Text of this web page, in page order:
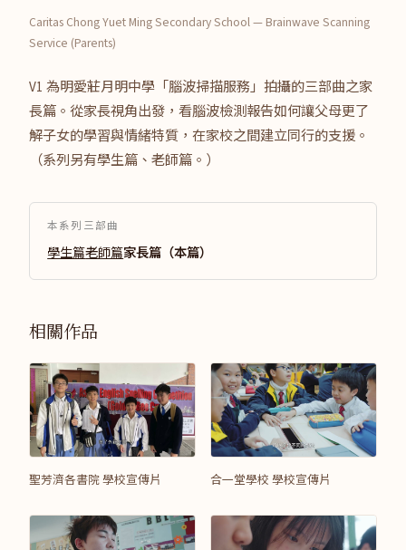
Caritas Chong Yuet Ming Secondary School — Brainwave Scanning
Service (Parents)
V1 為明愛莊月明中學「腦波掃描服務」拍攝的三部曲之家
長篇。從家長視角出發，看腦波檢測報告如何讓父母更了
解子女的學習與情緒特質，在家校之間建立同行的支援。
（系列另有學生篇、老師篇。）
本系列三部曲
學生篇老師篇家長篇（本篇）
相關作品
聖芳濟各書院 學校宣傳片 合一堂學校 學校宣傳片